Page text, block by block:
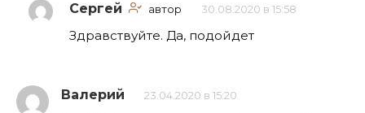
Сергей автор 30.08.2020 в 15:58
Здравствуйте. Да, подойдет
Валерий 23.04.2020 в 15:20